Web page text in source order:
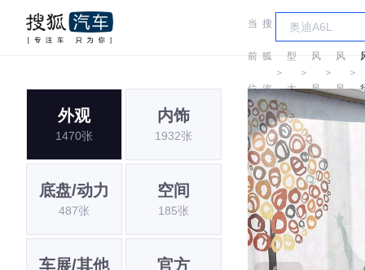
当
前
位
置:
搜
狐
汽
车
＞
车
型
大
全
＞
东
风
风
行
＞
风
风
行
＞
外观
1470张
内饰
1932张
底盘/动力
487张
空间
185张
车展/其他 官方